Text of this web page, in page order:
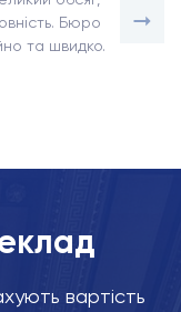
Бюро
та швидко.
вартість